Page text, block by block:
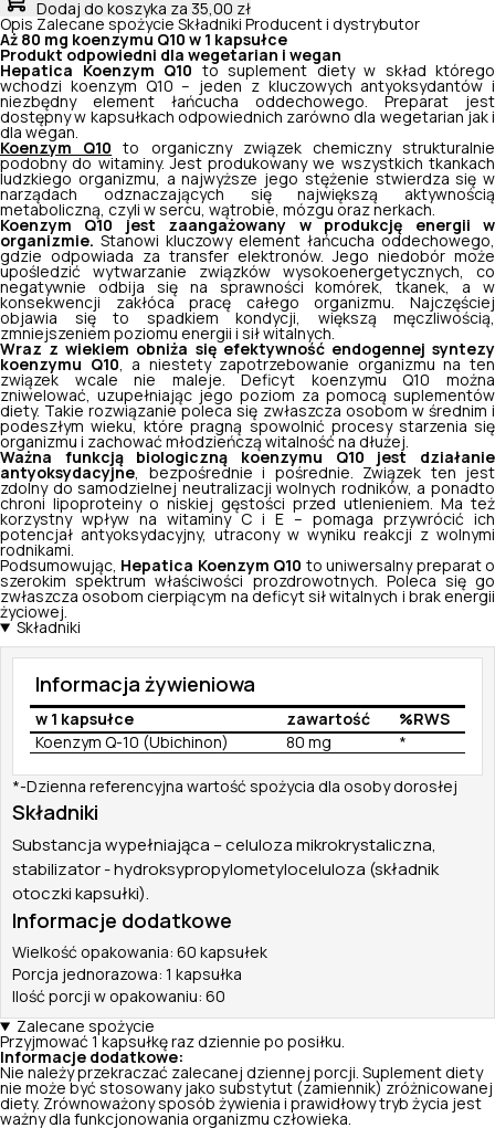
Dodaj do koszyka za 35,00 zł
Opis Zalecane spożycie Składniki Producent i dystrybutor
Aż 80 mg koenzymu Q10 w 1 kapsułce
Produkt odpowiedni dla wegetarian i wegan
Hepatica Koenzym Q10 to suplement diety w skład którego
wchodzi koenzym Q10 – jeden z kluczowych antyoksydantów i
niezbędny element łańcucha oddechowego. Preparat jest
dostępny w kapsułkach odpowiednich zarówno dla wegetarian jak i
dla wegan.
Koenzym Q10 to organiczny związek chemiczny strukturalnie
podobny do witaminy. Jest produkowany we wszystkich tkankach
ludzkiego organizmu, a najwyższe jego stężenie stwierdza się w
narządach odznaczających się największą aktywnością
metaboliczną, czyli w sercu, wątrobie, mózgu oraz nerkach.
Koenzym Q10 jest zaangażowany w produkcję energii w
organizmie. Stanowi kluczowy element łańcucha oddechowego,
gdzie odpowiada za transfer elektronów. Jego niedobór może
upośledzić wytwarzanie związków wysokoenergetycznych, co
negatywnie odbija się na sprawności komórek, tkanek, a w
konsekwencji zakłóca pracę całego organizmu. Najczęściej
objawia się to spadkiem kondycji, większą męczliwością,
zmniejszeniem poziomu energii i sił witalnych.
Wraz z wiekiem obniża się efektywność endogennej syntezy
koenzymu Q10 , a niestety zapotrzebowanie organizmu na ten
związek wcale nie maleje. Deficyt koenzymu Q10 można
zniwelować, uzupełniając jego poziom za pomocą suplementów
diety. Takie rozwiązanie poleca się zwłaszcza osobom w średnim i
podeszłym wieku, które pragną spowolnić procesy starzenia się
organizmu i zachować młodzieńczą witalność na dłużej.
Ważna funkcją biologiczną koenzymu Q10 jest działanie
antyoksydacyjne , bezpośrednie i pośrednie. Związek ten jest
zdolny do samodzielnej neutralizacji wolnych rodników, a ponadto
chroni lipoproteiny o niskiej gęstości przed utlenieniem. Ma też
korzystny wpływ na witaminy C i E – pomaga przywrócić ich
potencjał antyoksydacyjny, utracony w wyniku reakcji z wolnymi
rodnikami.
Podsumowując,
Hepatica Koenzym Q10 to uniwersalny preparat o
szerokim spektrum właściwości prozdrowotnych. Poleca się go
zwłaszcza osobom cierpiącym na deficyt sił witalnych i brak energii
życiowej.
Składniki
Informacja żywieniowa
w 1 kapsułce zawartość
%RWS
Koenzym Q-10 (Ubichinon)
80 mg *
*-Dzienna referencyjna wartość spożycia dla osoby dorosłej
Składniki
Substancja wypełniająca – celuloza mikrokrystaliczna,
stabilizator - hydroksypropylometyloceluloza (składnik
otoczki kapsułki).
Informacje dodatkowe
Wielkość opakowania: 60 kapsułek
Porcja jednorazowa: 1 kapsułka
Ilość porcji w opakowaniu: 60
Zalecane spożycie
Przyjmować 1 kapsułkę raz dziennie po posiłku.
Informacje dodatkowe:
Nie należy przekraczać zalecanej dziennej porcji. Suplement diety
nie może być stosowany jako substytut (zamiennik) zróżnicowanej
diety. Zrównoważony sposób żywienia i prawidłowy tryb życia jest
ważny dla funkcjonowania organizmu człowieka.